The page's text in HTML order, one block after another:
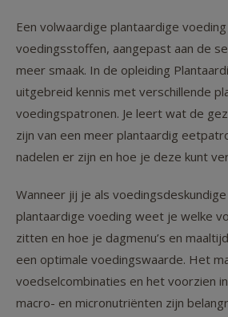
Een volwaardige plantaardige
voedingsstoffen, aangepast aan de
meer smaak. In de opleiding
uitgebreid kennis met verschillende
voedingspatronen. Je leert wat de
zijn van een meer plantaardig
nadelen er zijn en hoe je deze kunt
Wanneer jij je als
plantaardige voeding weet je welke
zitten en hoe je dagmenu’s en
een optimale voedingswaarde. Het
voedselcombinaties en het voorzien
macro- en micronutriënten zijn